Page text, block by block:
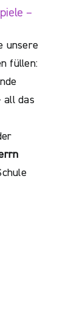
–
unsere
füllen:
all das